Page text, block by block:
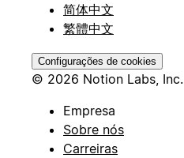
简体中文
繁體中文
Configurações de cookies
© 2026 Notion Labs, Inc.
Empresa
Sobre nós
Carreiras